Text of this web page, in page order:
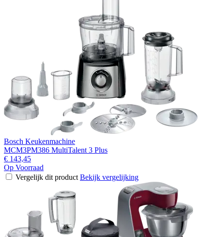
Bosch Keukenmachine
MCM3PM386 MultiTalent 3 Plus
€ 143,45
Op Voorraad
Vergelijk dit product Bekijk vergelijking